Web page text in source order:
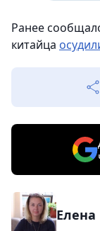
Ранее
китайца
Елена